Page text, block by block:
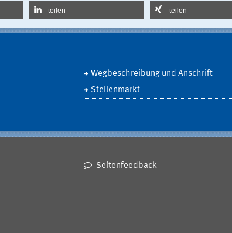
teilen teilen
Wegbeschreibung und Anschrift
Stellenmarkt
Seitenfeedback